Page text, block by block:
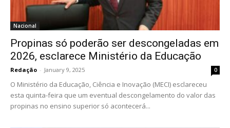
Nacional
Propinas só poderão ser descongeladas em
2026, esclarece Ministério da Educação
Redação - January 9, 2025 0
O Ministério da Educação, Ciência e Inovação (MECI) esclareceu
esta quinta-feira que um eventual descongelamento do valor das
propinas no ensino superior só acontecerá...